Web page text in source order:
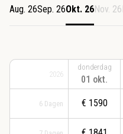
Aug. 26Sep. 26Okt. 26Nov. 26
2026
6 Dagen
donderdag
01 okt.
€ 1590